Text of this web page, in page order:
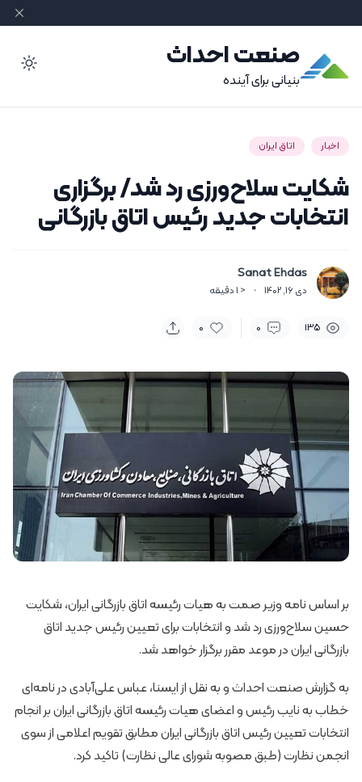
صنعت احداث
بنیانی برای آینده
اخبار اتاق ایران
شکایت سلاح‌ورزی رد شد/ برگزاری
انتخابات جدید رئیس اتاق بازرگانی
Sanat Ehdas
دی 16, 1402 ·
< 1 دقیقه
135
0
0
بر اساس نامه وزیر صمت به هیات رئیسه اتاق بازرگانی ایران، شکایت
حسین سلاح‌ورزی رد شد و انتخابات برای تعیین رئیس جدید اتاق
بازرگانی ایران در موعد مقرر برگزار خواهد شد.
به گزارش صنعت احداث و به نقل از ایسنا، عباس علی‌آبادی در نامه‌ای
خطاب به نایب رئیس و اعضای هیات رئیسه اتاق بازرگانی ایران بر انجام
انتخابات تعیین رئیس اتاق بازرگانی ایران مطابق تقویم اعلامی از سوی
انجمن نظارت (طبق مصوبه شورای عالی نظارت) تاکید کرد.